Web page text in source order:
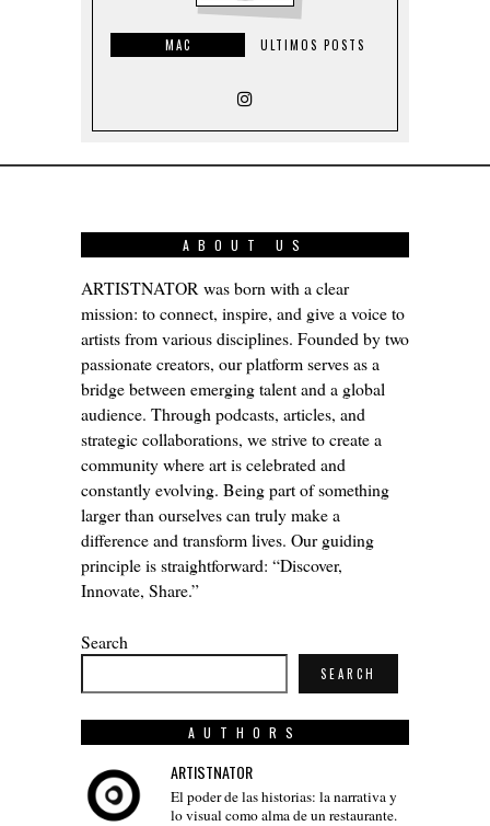
MAC ULTIMOS POSTS
ABOUT US
ARTISTNATOR was born with a clear
mission: to connect, inspire, and give a voice to
artists from various disciplines. Founded by two
passionate creators, our platform serves as a
bridge between emerging talent and a global
audience. Through podcasts, articles, and
strategic collaborations, we strive to create a
community where art is celebrated and
constantly evolving. Being part of something
larger than ourselves can truly make a
difference and transform lives. Our guiding
principle is straightforward: “Discover,
Innovate, Share.”
Search
SEARCH
AUTHORS
ARTISTNATOR
El poder de las historias: la narrativa y
lo visual como alma de un restaurante.